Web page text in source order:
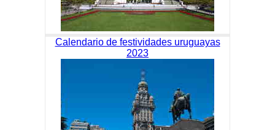
Calendario de festividades uruguayas
2023